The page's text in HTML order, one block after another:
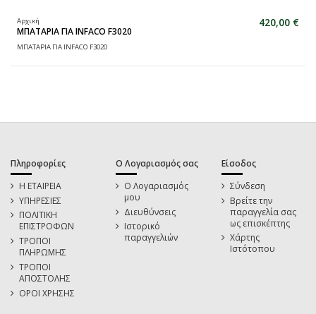
Αρχική
ΜΠΑΤΑΡΙΑ ΓΙΑ INFACO F3020
420,00 €
ΜΠΑΤΑΡΙΑ ΓΙΑ INFACO F3020
Πληροφορίες
Η ΕΤΑΙΡΕΙΑ
ΥΠΗΡΕΣΙΕΣ
ΠΟΛΙΤΙΚΗ
ΕΠΙΣΤΡΟΦΩΝ
ΤΡΟΠΟΙ
ΠΛΗΡΩΜΗΣ
ΤΡΟΠΟΙ
ΑΠΟΣΤΟΛΗΣ
ΟΡΟΙ ΧΡΗΣΗΣ
Ο Λογαριασμός σας
Ο Λογαριασμός
μου
Διευθύνσεις
Ιστορικό
παραγγελιών
Είσοδος
Σύνδεση
Βρείτε την
παραγγελία σας
ως επισκέπτης
Χάρτης
Ιστότοπου